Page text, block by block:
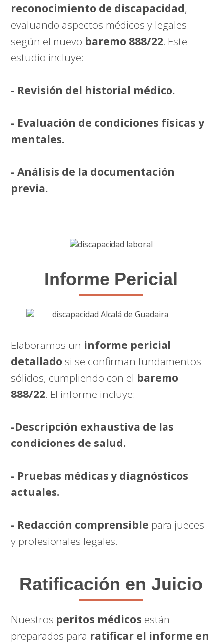
reconocimiento de discapacidad,
evaluando aspectos médicos y legales
según el nuevo baremo 888/22. Este
estudio incluye:
- Revisión del historial médico.
- Evaluación de condiciones físicas y
mentales.
- Análisis de la documentación
previa.
Informe Pericial
Elaboramos un informe pericial
detallado si se confirman fundamentos
sólidos, cumpliendo con el baremo
888/22. El informe incluye:
-Descripción exhaustiva de las
condiciones de salud.
- Pruebas médicas y diagnósticos
actuales.
- Redacción comprensible para jueces
y profesionales legales.
Ratificación en Juicio
Nuestros peritos médicos están
preparados para ratificar el informe en